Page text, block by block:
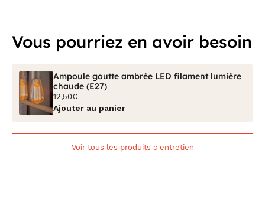
Vous pourriez en avoir besoin
Ampoule goutte ambrée LED filament lumière
chaude (E27)
12,50€
Ajouter au panier
Voir tous les produits d'entretien